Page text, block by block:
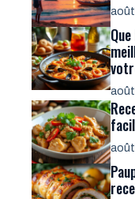
août
août
août